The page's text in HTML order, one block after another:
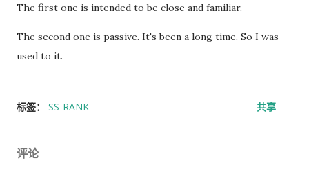
The first one is intended to be close and familiar.
The second one is passive. It's been a long time. So I was
used to it.
标签： SS-RANK 共享
评论